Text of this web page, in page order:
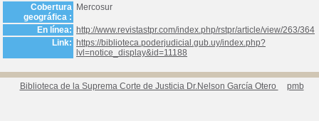
Cobertura
geográfica :
Mercosur
En línea:
http://www.revistastpr.com/index.php/rstpr/article/view/263/364
Link:
https://biblioteca.poderjudicial.gub.uy/index.php?
lvl=notice_display&id=11188
Biblioteca de la Suprema Corte de Justicia Dr.Nelson García Otero pmb